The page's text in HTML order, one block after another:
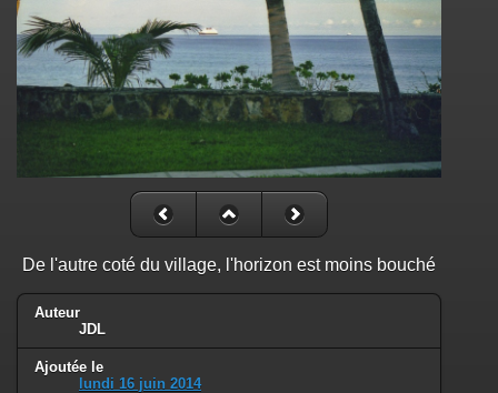
De l'autre coté du village, l'horizon est moins bouché
Auteur
JDL
Ajoutée le
lundi 16 juin 2014